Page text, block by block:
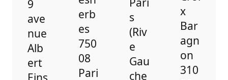
9
ave
nue
Alb
ert
erb
es
750
08
Pari
s
(Riv
e
Gau
che
x
Bar
agn
on
310